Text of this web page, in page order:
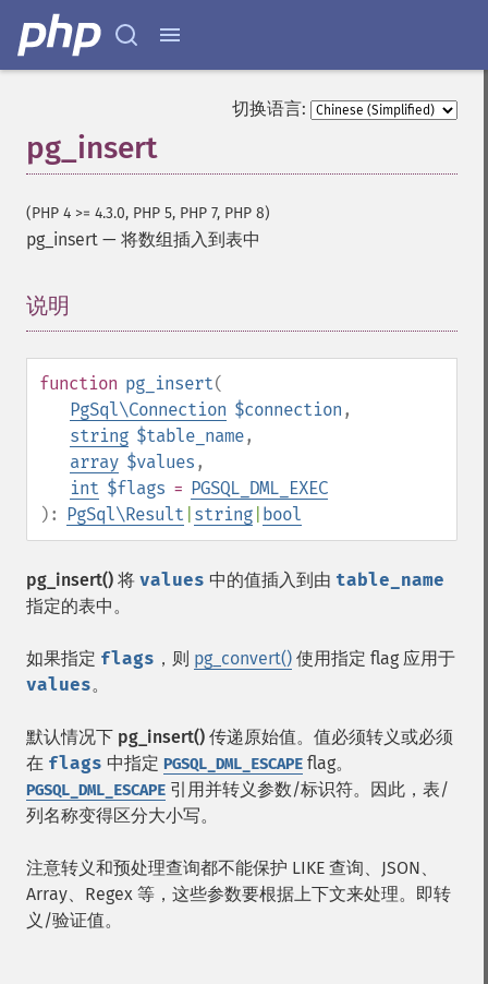
切换语言:
pg_insert
(PHP 4 >= 4.3.0, PHP 5, PHP 7, PHP 8)
pg_insert — 将数组插入到表中
说明
function pg_insert(
PgSql\Connection $connection ,
string $table_name,
array $values ,
int $flags = PGSQL_DML_EXEC
): PgSql\Result string bool
pg_insert() 将 values 中的值插入到由 table_name
指定的表中。
如果指定 flags ，则 pg_convert() 使用指定 flag 应用于
values。
默认情况下 pg_insert() 传递原始值。值必须转义或必须
在 flags 中指定 PGSQL_DML_ESCAPE flag。
PGSQL_DML_ESCAPE 引用并转义参数/标识符。因此，表/
列名称变得区分大小写。
注意转义和预处理查询都不能保护 LIKE 查询、JSON、
Array、Regex 等，这些参数要根据上下文来处理。即转
义/验证值。